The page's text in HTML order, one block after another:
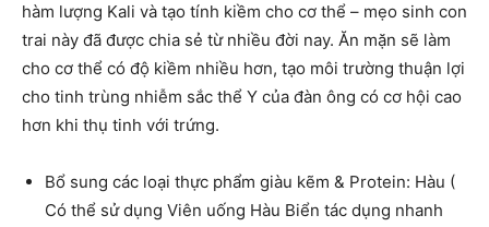
hàm lượng Kali và tạo tính kiềm cho cơ thể – mẹo sinh con
trai này đã được chia sẻ từ nhiều đời nay. Ăn mặn sẽ làm
cho cơ thể có độ kiềm nhiều hơn, tạo môi trường thuận lợi
cho tinh trùng nhiễm sắc thể Y của đàn ông có cơ hội cao
hơn khi thụ tinh với trứng.
Bổ sung các loại thực phẩm giàu kẽm & Protein: Hàu (
Có thể sử dụng Viên uống Hàu Biển tác dụng nhanh